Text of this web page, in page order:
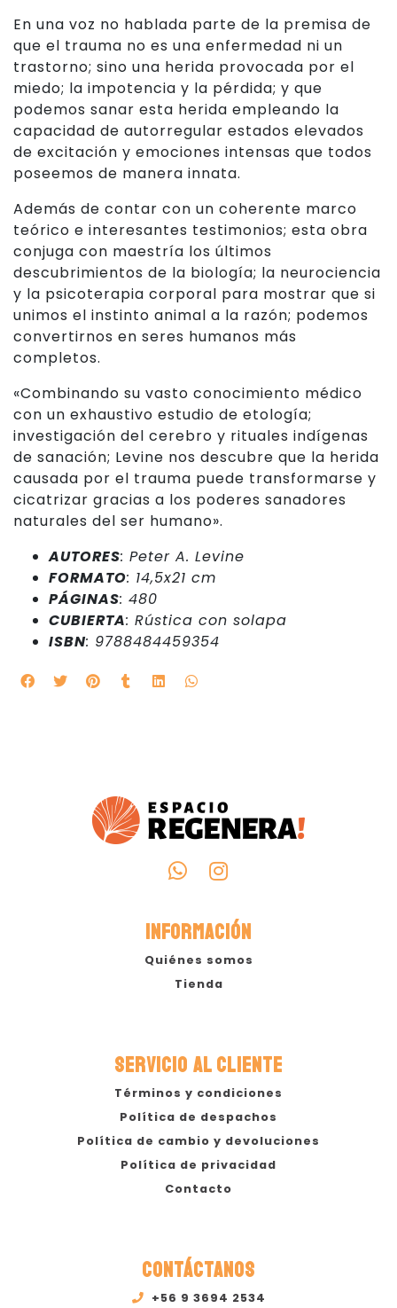
En una voz no hablada parte de la premisa de
que el trauma no es una enfermedad ni un
trastorno; sino una herida provocada por el
miedo; la impotencia y la pérdida; y que
podemos sanar esta herida empleando la
capacidad de autorregular estados elevados
de excitación y emociones intensas que todos
poseemos de manera innata.
Además de contar con un coherente marco
teórico e interesantes testimonios; esta obra
conjuga con maestría los últimos
descubrimientos de la biología; la neurociencia
y la psicoterapia corporal para mostrar que si
unimos el instinto animal a la razón; podemos
convertirnos en seres humanos más
completos.
«Combinando su vasto conocimiento médico
con un exhaustivo estudio de etología;
investigación del cerebro y rituales indígenas
de sanación; Levine nos descubre que la herida
causada por el trauma puede transformarse y
cicatrizar gracias a los poderes sanadores
naturales del ser humano».
AUTORES: Peter A. Levine
FORMATO: 14,5x21 cm
PÁGINAS: 480
CUBIERTA: Rústica con solapa
ISBN: 9788484459354
INFORMACIÓN
Quiénes somos
Tienda
SERVICIO AL CLIENTE
Términos y condiciones
Política de despachos
Política de cambio y devoluciones
Política de privacidad
Contacto
CONTÁCTANOS
+56 9 3694 2534